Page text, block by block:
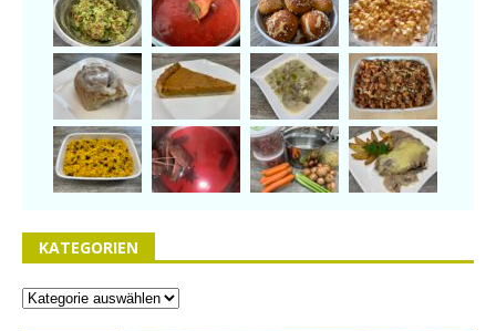
KATEGORIEN